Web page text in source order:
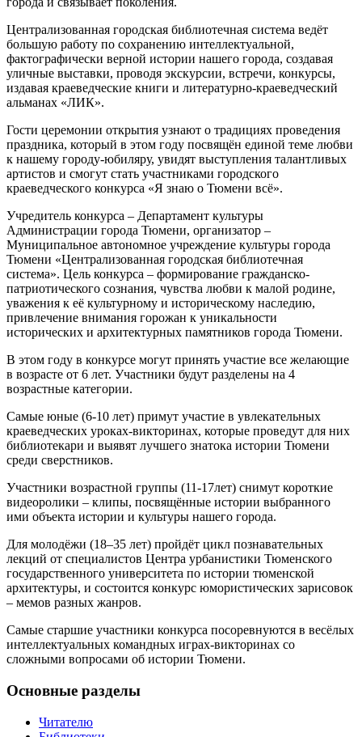
Централизованная городская библиотечная система ведёт
большую работу по сохранению интеллектуальной,
фактографически верной истории нашего города, создавая
уличные выставки, проводя экскурсии, встречи, конкурсы,
издавая краеведческие книги и литературно-краеведческий
альманах «ЛИК».
Гости церемонии открытия узнают о традициях проведения
праздника, который в этом году посвящён единой теме любви
к нашему городу-юбиляру, увидят выступления талантливых
артистов и смогут стать участниками городского
краеведческого конкурса «Я знаю о Тюмени всё».
Учредитель конкурса – Департамент культуры
Администрации города Тюмени, организатор –
Муниципальное автономное учреждение культуры города
Тюмени «Централизованная городская библиотечная
система». Цель конкурса – формирование гражданско-
патриотического сознания, чувства любви к малой родине,
уважения к её культурному и историческому наследию,
привлечение внимания горожан к уникальности
исторических и архитектурных памятников города Тюмени.
В этом году в конкурсе могут принять участие все желающие
в возрасте от 6 лет. Участники будут разделены на 4
возрастные категории.
Самые юные (6-10 лет) примут участие в увлекательных
краеведческих уроках-викторинах, которые проведут для них
библиотекари и выявят лучшего знатока истории Тюмени
среди сверстников.
Участники возрастной группы (11-17лет) снимут короткие
видеоролики – клипы, посвящённые истории выбранного
ими объекта истории и культуры нашего города.
Для молодёжи (18–35 лет) пройдёт цикл познавательных
лекций от специалистов Центра урбанистики Тюменского
государственного университета по истории тюменской
архитектуры, и состоится конкурс юмористических зарисовок
– мемов разных жанров.
Самые старшие участники конкурса посоревнуются в весёлых
интеллектуальных командных играх-викторинах со
сложными вопросами об истории Тюмени.
Основные разделы
Читателю